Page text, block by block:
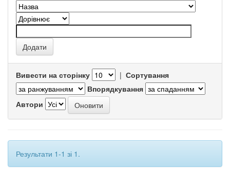
Вивести на сторінку | Сортування
Впорядкування
Автори
Результати 1-1 зі 1.